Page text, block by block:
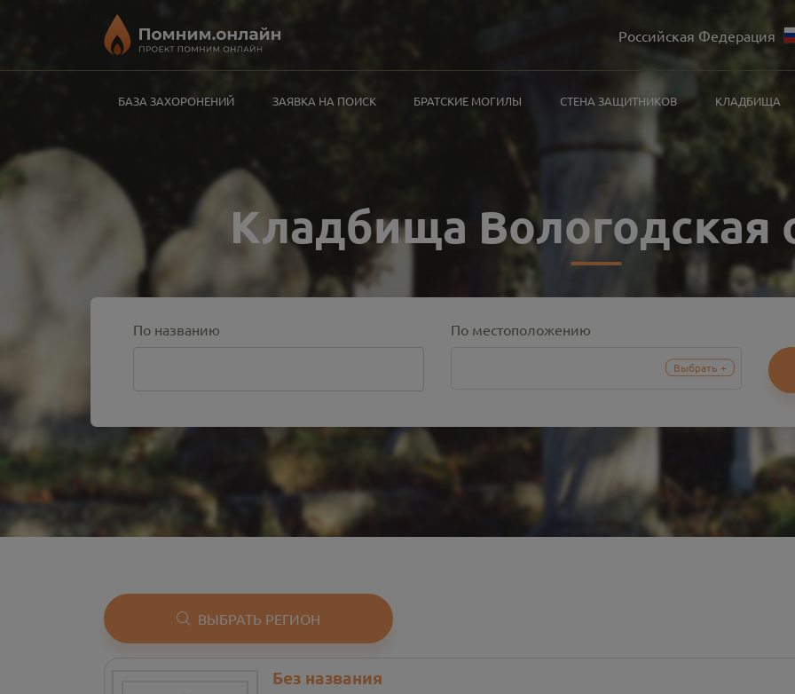
Российская Федерация
БАЗА ЗАХОРОНЕНИЙ ЗАЯВКА НА ПОИСК БРАТСКИЕ МОГИЛЫ СТЕНА ЗАЩИТНИКОВ КЛАДБИЩА
Кладбища Вологодская
По названию По местоположению
Выбрать +
ВЫБРАТЬ РЕГИОН
Без названия